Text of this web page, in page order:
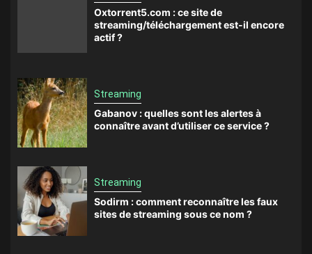
Oxtorrent5.com : ce site de
streaming/téléchargement est-il encore
actif ?
Streaming
Gabanov : quelles sont les alertes à
connaître avant d’utiliser ce service ?
Streaming
Sodirm : comment reconnaître les faux
sites de streaming sous ce nom ?